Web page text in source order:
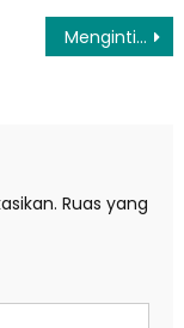
Mengintip Rahasia Kebahagiaan Orang Finlandia
Ruas yang